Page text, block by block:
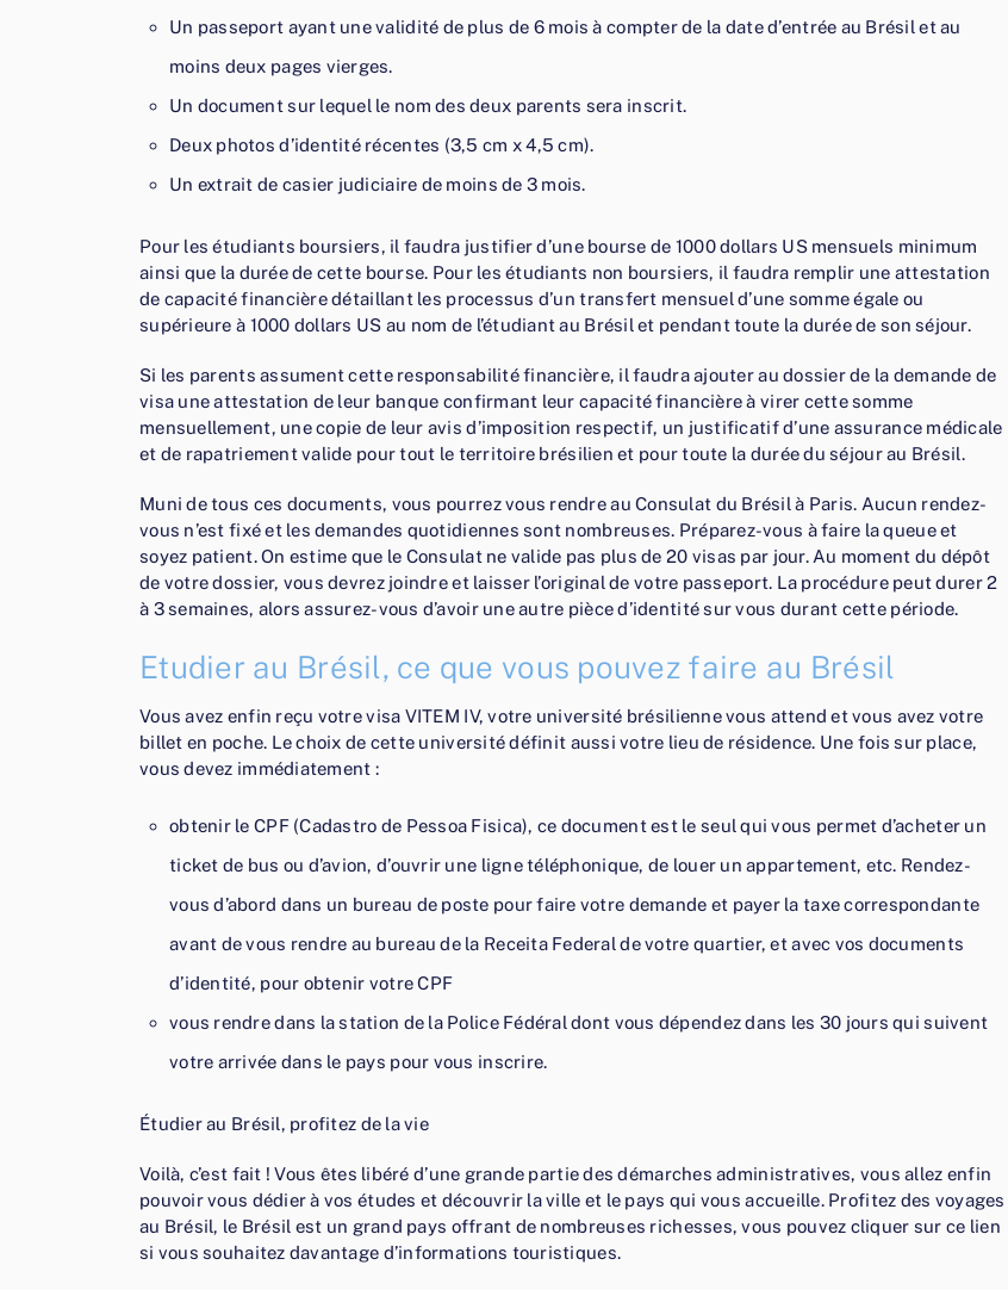
Un passeport ayant une validité de plus de 6 mois à compter de la date d’entrée au Brésil et au
moins deux pages vierges.
Un document sur lequel le nom des deux parents sera inscrit.
Deux photos d’identité récentes (3,5 cm x 4,5 cm).
Un extrait de casier judiciaire de moins de 3 mois.
Pour les étudiants boursiers, il faudra justifier d’une bourse de 1000 dollars US mensuels minimum
ainsi que la durée de cette bourse. Pour les étudiants non boursiers, il faudra remplir une attestation
de capacité financière détaillant les processus d’un transfert mensuel d’une somme égale ou
supérieure à 1000 dollars US au nom de l’étudiant au Brésil et pendant toute la durée de son séjour.
Si les parents assument cette responsabilité financière, il faudra ajouter au dossier de la demande de
visa une attestation de leur banque confirmant leur capacité financière à virer cette somme
mensuellement, une copie de leur avis d’imposition respectif, un justificatif d’une assurance médicale
et de rapatriement valide pour tout le territoire brésilien et pour toute la durée du séjour au Brésil.
Muni de tous ces documents, vous pourrez vous rendre au Consulat du Brésil à Paris. Aucun rendez-
vous n’est fixé et les demandes quotidiennes sont nombreuses. Préparez-vous à faire la queue et
soyez patient. On estime que le Consulat ne valide pas plus de 20 visas par jour. Au moment du dépôt
de votre dossier, vous devrez joindre et laisser l’original de votre passeport. La procédure peut durer 2
à 3 semaines, alors assurez-vous d’avoir une autre pièce d’identité sur vous durant cette période.
Etudier au Brésil, ce que vous pouvez faire au Brésil
Vous avez enfin reçu votre visa VITEM IV, votre université brésilienne vous attend et vous avez votre
billet en poche. Le choix de cette université définit aussi votre lieu de résidence. Une fois sur place,
vous devez immédiatement :
obtenir le CPF (Cadastro de Pessoa Fisica), ce document est le seul qui vous permet d’acheter un
ticket de bus ou d’avion, d’ouvrir une ligne téléphonique, de louer un appartement, etc. Rendez-
vous d’abord dans un bureau de poste pour faire votre demande et payer la taxe correspondante
avant de vous rendre au bureau de la Receita Federal de votre quartier, et avec vos documents
d’identité, pour obtenir votre CPF
vous rendre dans la station de la Police Fédéral dont vous dépendez dans les 30 jours qui suivent
votre arrivée dans le pays pour vous inscrire.
Étudier au Brésil, profitez de la vie
Voilà, c’est fait ! Vous êtes libéré d’une grande partie des démarches administratives, vous allez enfin
pouvoir vous dédier à vos études et découvrir la ville et le pays qui vous accueille. Profitez des voyages
au Brésil, le Brésil est un grand pays offrant de nombreuses richesses, vous pouvez cliquer sur ce lien
si vous souhaitez davantage d’informations touristiques.